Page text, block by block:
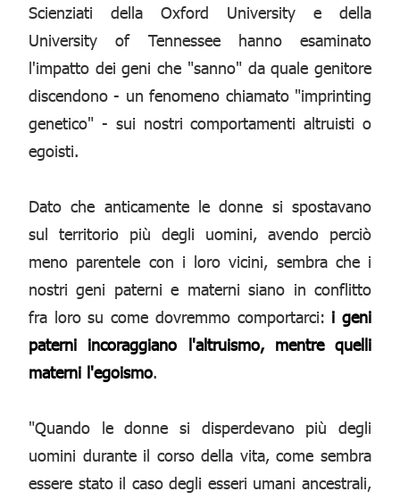
Scienziati della Oxford University e della
University of Tennessee hanno esaminato
l'impatto dei geni che "sanno" da quale genitore
discendono - un fenomeno chiamato "imprinting
genetico" - sui nostri comportamenti altruisti o
egoisti.
Dato che anticamente le donne si spostavano
sul territorio più degli uomini, avendo perciò
meno parentele con i loro vicini, sembra che i
nostri geni paterni e materni siano in conflitto
fra loro su come dovremmo comportarci: i geni
paterni incoraggiano l'altruismo, mentre quelli
materni l'egoismo.
"Quando le donne si disperdevano più degli
uomini durante il corso della vita, come sembra
essere stato il caso degli esseri umani ancestrali,